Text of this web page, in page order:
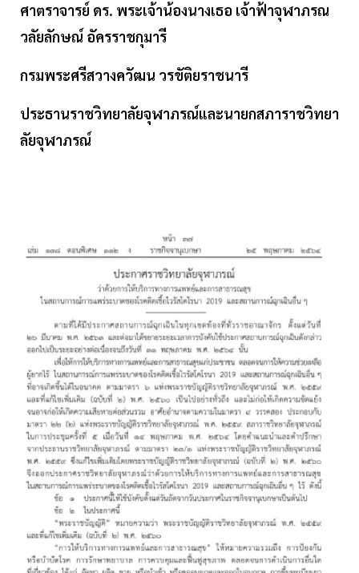
ศาตราจารย์ ดร. พระเจ้าน้องนางเธอ เจ้าฟ้าจุฬาภรณ
วลัยลักษณ์ อัครราชกุมารี
กรมพระศรีสวางควัฒน วรขัติยราชนารี
ประธานราชวิทยาลัยจุฬาภรณ์และนายกสภาราชวิทยา
ลัยจุฬาภรณ์